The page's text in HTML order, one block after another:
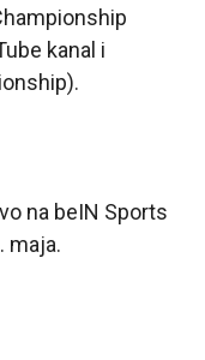
kanal i
na beIN Sports
maja.